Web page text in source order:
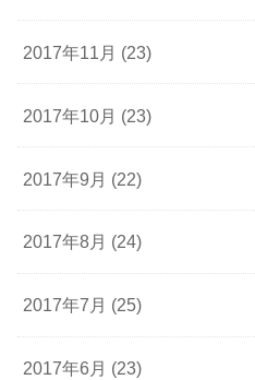
2017年11月 (23)
2017年10月 (23)
2017年9月 (22)
2017年8月 (24)
2017年7月 (25)
2017年6月 (23)